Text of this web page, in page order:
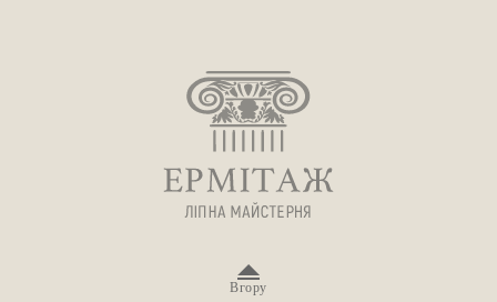
Вгору